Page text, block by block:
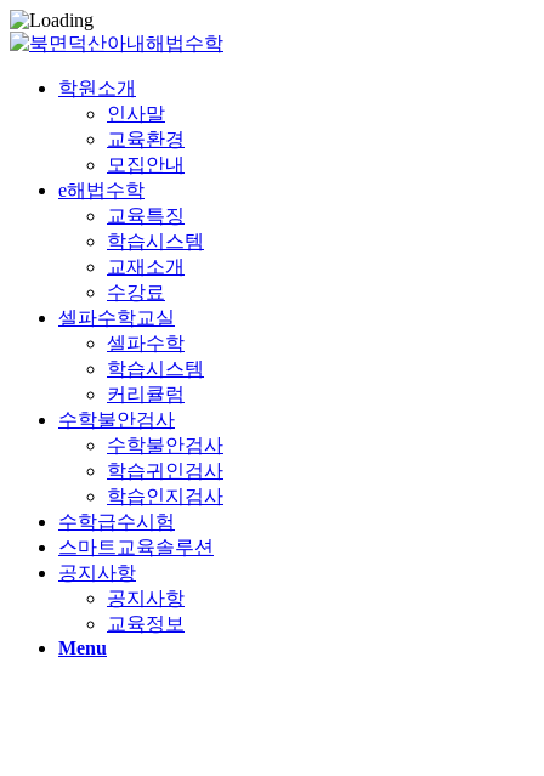
학원소개
인사말
교육환경
모집안내
e해법수학
교육특징
학습시스템
교재소개
수강료
셀파수학교실
셀파수학
학습시스템
커리큘럼
수학불안검사
수학불안검사
학습귀인검사
학습인지검사
수학급수시험
스마트교육솔루션
공지사항
공지사항
교육정보
Menu